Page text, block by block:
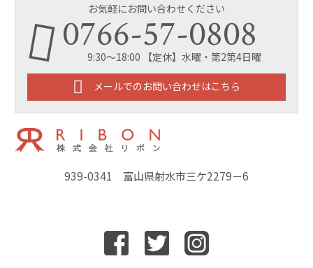
939-0341 富山県射水市三ケ2279－6
お気軽にお問い合わせください
0766-57-0808
9:30～18:00 【定休】水曜・第2第4日曜
メールでのお問い合わせはこちら